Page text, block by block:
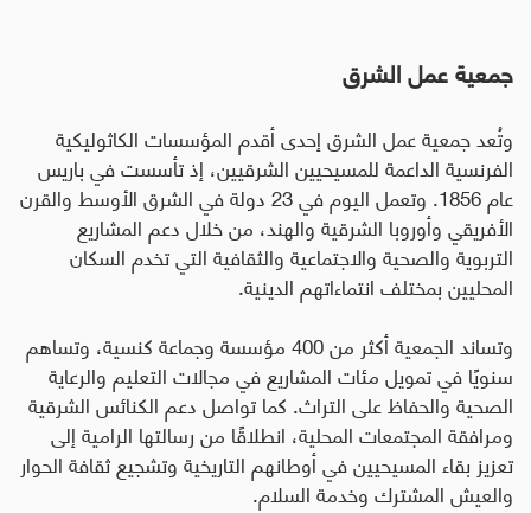
جمعية عمل الشرق
وتُعد جمعية عمل الشرق إحدى أقدم المؤسسات الكاثوليكية
الفرنسية الداعمة للمسيحيين الشرقيين، إذ تأسست في باريس
عام 1856. وتعمل اليوم في 23 دولة في الشرق الأوسط والقرن
الأفريقي وأوروبا الشرقية والهند، من خلال دعم المشاريع
التربوية والصحية والاجتماعية والثقافية التي تخدم السكان
المحليين بمختلف انتماءاتهم الدينية.
وتساند الجمعية أكثر من 400 مؤسسة وجماعة كنسية، وتساهم
سنويًا في تمويل مئات المشاريع في مجالات التعليم والرعاية
الصحية والحفاظ على التراث. كما تواصل دعم الكنائس الشرقية
ومرافقة المجتمعات المحلية، انطلاقًا من رسالتها الرامية إلى
تعزيز بقاء المسيحيين في أوطانهم التاريخية وتشجيع ثقافة الحوار
والعيش المشترك وخدمة السلام.